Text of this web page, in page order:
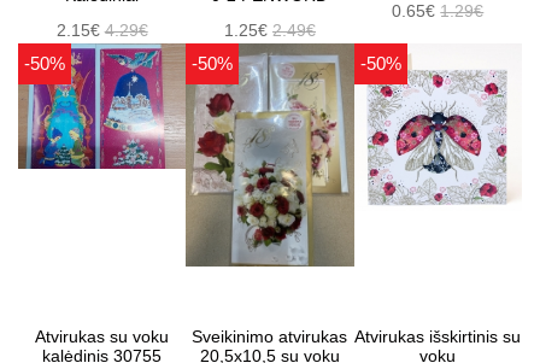
2.15€4.29€
1.25€ 2.49€
0.65€1.29€
-50%
Atvirukas su voku
kalėdinis 30755
-50%
Sveikinimo atvirukas
20,5x10,5 su voku
-50%
Atvirukas išskirtinis su
voku